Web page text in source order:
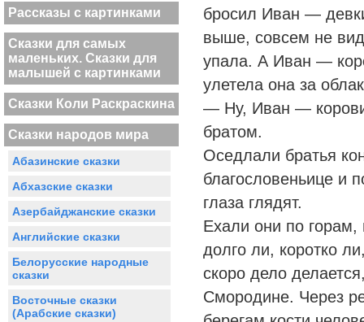
Рассказы с картинками
Сказки для самых
маленьких. Сказки для
малышей с картинками
Сказки Коли Раскраскина
Сказки народов мира
Абазинские сказки
Абхазские сказки
Азербайджанские сказки
Английские сказки
Белорусские народные
сказки
Восточные сказки
(Арабские сказки)
бросил Иван —
выше, совсем не
упала. А Иван —
улетела она за
— Ну, Иван —
братом.
Оседлали братья
благословеньице и
глаза глядят.
Ехали они по
долго ли, коротко
скоро дело
Смородине. Через